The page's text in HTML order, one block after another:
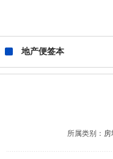
地产便签本
所属类别： 房